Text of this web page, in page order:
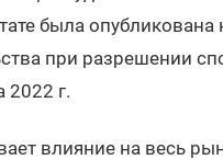
была
при разрешении
2022 г.
влияние на весь